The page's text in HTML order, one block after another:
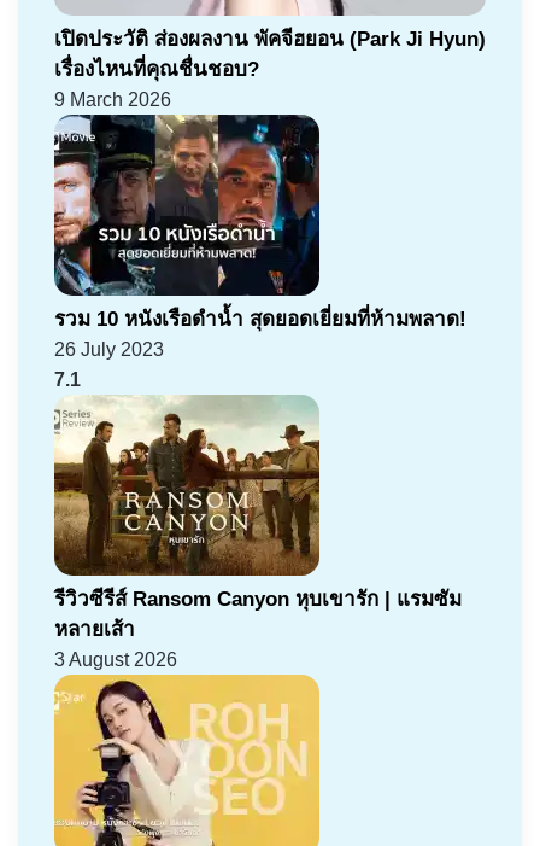
เปิดประวัติ ส่องผลงาน พัคจีฮยอน (Park Ji Hyun)
เรื่องไหนที่คุณชื่นชอบ?
9 March 2026
รวม 10 หนังเรือดำน้ำ สุดยอดเยี่ยมที่ห้ามพลาด!
26 July 2023
7.1
รีวิวซีรีส์ Ransom Canyon หุบเขารัก | แรมซัม
หลายเส้า
3 August 2026